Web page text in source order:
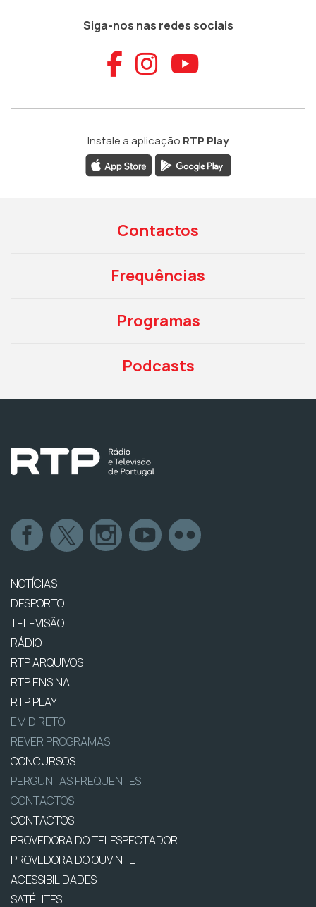
Siga-nos nas redes sociais
Aceder ao
Aceder ao
Aceder
Instale a aplicação RTP Play
Contactos
Frequências
Programas
Podcasts
NOTÍCIAS
DESPORTO
TELEVISÃO
RÁDIO
RTP ARQUIVOS
RTP ENSINA
RTP PLAY
EM DIRETO
REVER PROGRAMAS
CONCURSOS
PERGUNTAS FREQUENTES
CONTACTOS
CONTACTOS
PROVEDORA DO TELESPECTADOR
PROVEDORA DO OUVINTE
ACESSIBILIDADES
SATÉLITES